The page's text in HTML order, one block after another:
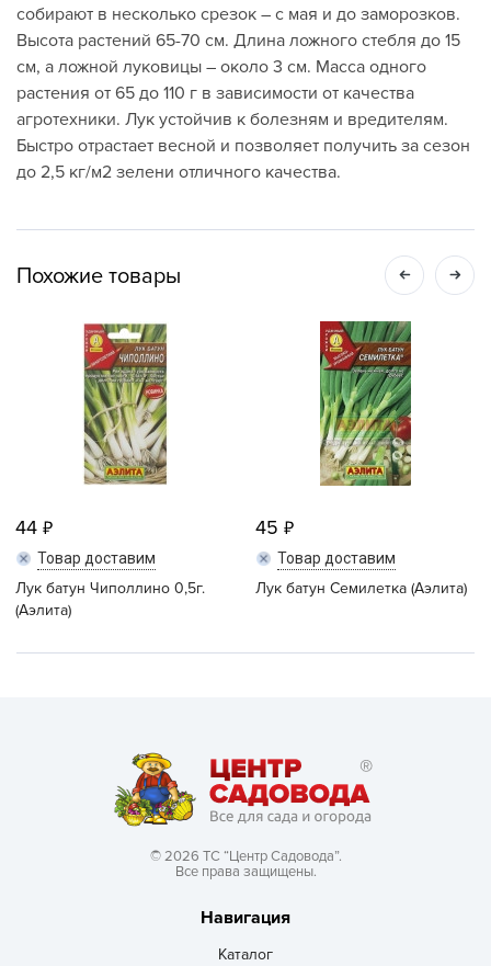
собирают в несколько срезок – с мая и до заморозков.
Высота растений 65-70 см. Длина ложного стебля до 15
см, а ложной луковицы – около 3 см. Масса одного
растения от 65 до 110 г в зависимости от качества
агротехники. Лук устойчив к болезням и вредителям.
Быстро отрастает весной и позволяет получить за сезон
до 2,5 кг/м2 зелени отличного качества.
Похожие товары
44
Товар доставим
Лук батун Чиполлино 0,5г.
(Аэлита)
45
Товар доставим
Лук батун Семилетка (Аэлита)
© 2026 ТС “Центр Садовода”.
Все права защищены.
Навигация
Каталог